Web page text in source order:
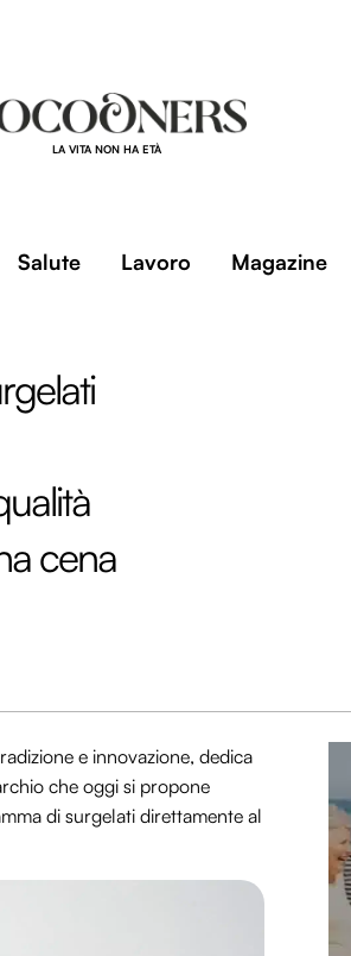
LA VITA NON HA ETÀ
Salute Lavoro Magazine
cena
e innovazione, dedica
che oggi si propone
di surgelati direttamente al